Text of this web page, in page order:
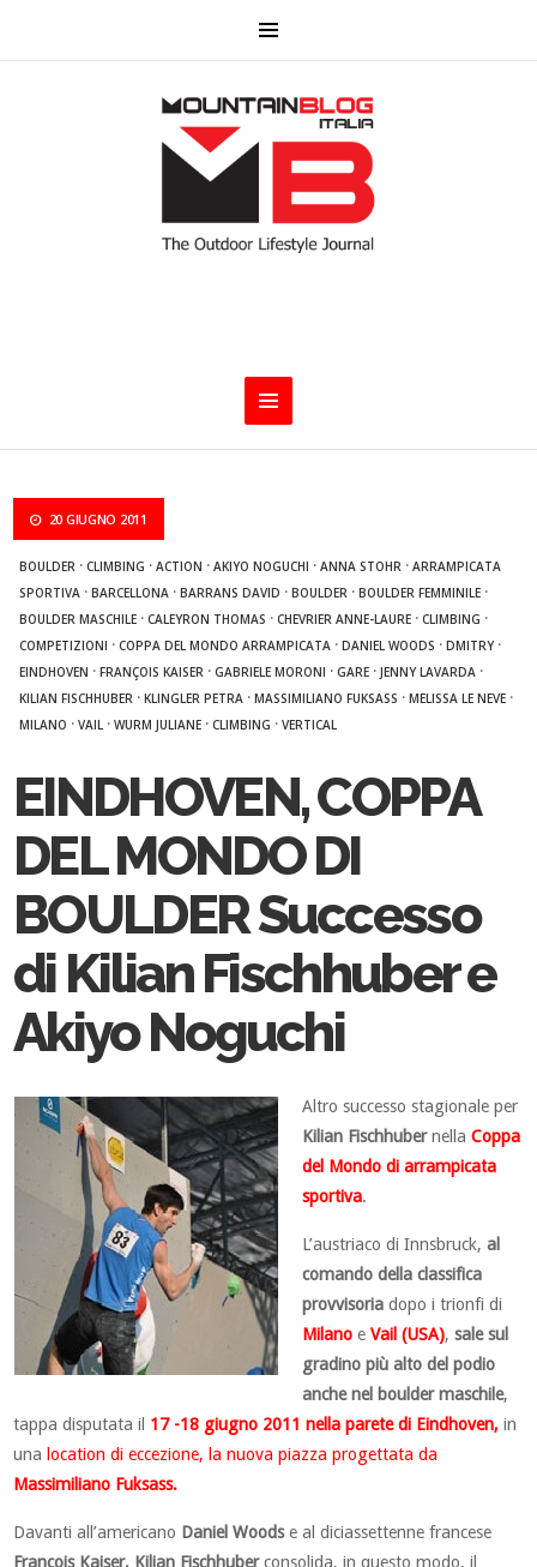
20 GIUGNO 2011
BOULDER ·CLIMBING ·ACTION ·AKIYO NOGUCHI ·ANNA STOHR ·ARRAMPICATA
SPORTIVA ·BARCELLONA ·BARRANS DAVID ·BOULDER ·BOULDER FEMMINILE ·
BOULDER MASCHILE ·CALEYRON THOMAS ·CHEVRIER ANNE-LAURE ·CLIMBING ·
COMPETIZIONI ·COPPA DEL MONDO ARRAMPICATA ·DANIEL WOODS ·DMITRY·
EINDHOVEN ·FRANÇOIS KAISER ·GABRIELE MORONI ·GARE ·JENNY LAVARDA ·
KILIAN FISCHHUBER ·KLINGLER PETRA ·MASSIMILIANO FUKSASS ·MELISSA LE NEVE ·
MILANO ·VAIL ·WURM JULIANE ·CLIMBING ·VERTICAL
EINDHOVEN, COPPA
DEL MONDO DI
BOULDER Successo
di Kilian Fischhuber e
Akiyo Noguchi
Altro successo stagionale per
Kilian Fischhubernella Coppa
del Mondo di arrampicata
sportiva.
L’austriaco di Innsbruck,al
comando della classifica
provvisoria dopo i trionfi di
Milano eVail (USA), sale sul
gradino più alto del podio
anche nel boulder maschile,
tappa disputata il 17 -18 giugno 2011 nella parete di Eindhoven, in
una location di eccezione, la nuova piazza progettata da
Massimiliano Fuksass.
Davanti all’americano Daniel Woodse al diciassettenne francese
François Kaiser, Kilian Fischhuberconsolida, in questo modo, il